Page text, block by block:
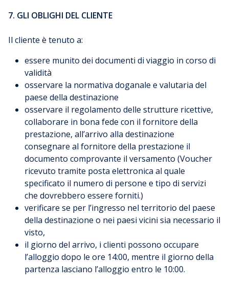
7. GLI OBLIGHI DEL CLIENTE
Il cliente è tenuto a:
essere munito dei documenti di viaggio in corso di
validità
osservare la normativa doganale e valutaria del
paese della destinazione
osservare il regolamento delle strutture ricettive,
collaborare in bona fede con il fornitore della
prestazione, all’arrivo alla destinazione
consegnare al fornitore della prestazione il
documento comprovante il versamento (Voucher
ricevuto tramite posta elettronica al quale
specificato il numero di persone e tipo di servizi
che dovrebbero essere forniti.)
verificare se per l’ingresso nel territorio del paese
della destinazione o nei paesi vicini sia necessario il
visto,
il giorno del arrivo, i clienti possono occupare
l’alloggio dopo le ore 14:00, mentre il giorno della
partenza lasciano l’alloggio entro le 10:00.